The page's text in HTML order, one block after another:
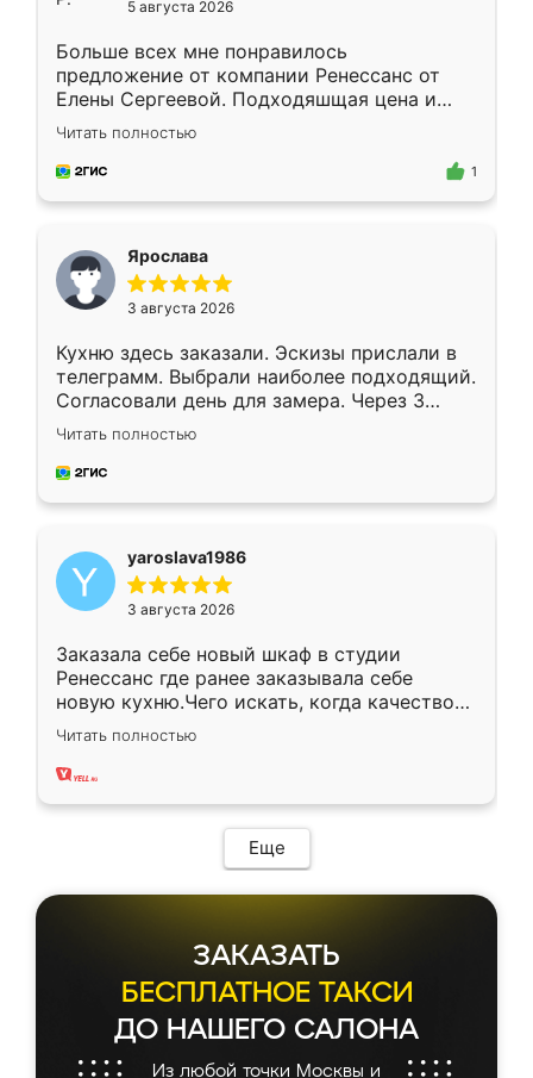
5 августа 2026
Больше всех мне понравилось
предложение от компании Ренессанс от
Елены Сергеевой. Подходяшщая цена и
короткие сроки изготовления. Приехавший
для замера сотрудник Владислав
предложил по моему эскизу самый
Читать полностью
1
Ярослава
3 августа 2026
Кухню здесь заказали. Эскизы прислали в
телеграмм. Выбрали наиболее подходящий.
Согласовали день для замера. Через 3
недели кухня была уже готова. Остались
довольны работой. Спасибо Ренессанс
мебель за качественную работу!
Читать полностью
yaroslava1986
3 августа 2026
Заказала себе новый шкаф в студии
Ренессанс где ранее заказывала себе
новую кухню.Чего искать, когда качеством
вполне довольна. Служит кухня уже почти
два года, нареканий нет.
Читать полностью
Еще
ЗАКАЗАТЬ
БЕСПЛАТНОЕ ТАКСИ
ДО НАШЕГО САЛОНА
Из любой точки Москвы и